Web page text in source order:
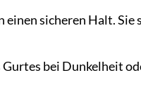
sicheren Halt. Sie
bei Dunkelheit